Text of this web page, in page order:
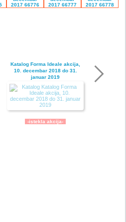
Katalog Forma Ideale akcija,
10. decembar 2018 do 31.
januar 2019
-istekla akcija-